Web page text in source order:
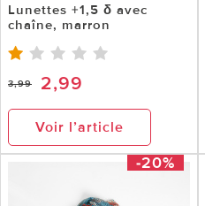
Lunettes +1,5 δ avec
chaîne, marron
3,99 2,99
Voir l’article
-20%